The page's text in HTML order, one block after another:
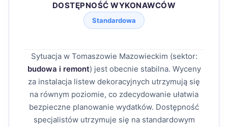
DOSTĘPNOŚĆ WYKONAWCÓW
Standardowa
Sytuacja w Tomaszowie Mazowieckim (sektor:
budowa i remont) jest obecnie stabilna. Wyceny
za instalacja listew dekoracyjnych utrzymują się
na równym poziomie, co zdecydowanie ułatwia
bezpieczne planowanie wydatków. Dostępność
specjalistów utrzymuje się na standardowym